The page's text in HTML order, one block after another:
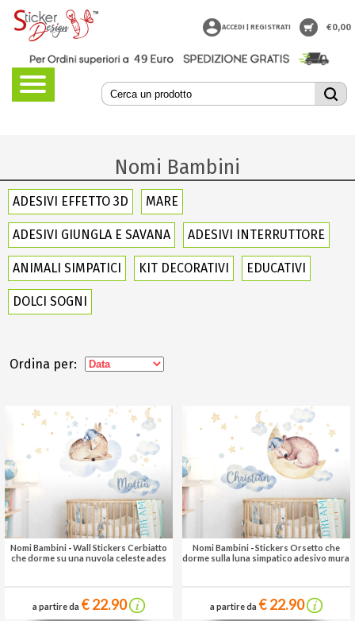
Nomi Bambini
ADESIVI EFFETTO 3D MARE
ADESIVI GIUNGLA E SAVANA ADESIVI INTERRUTTORE
ANIMALI SIMPATICI KIT DECORATIVI EDUCATIVI
DOLCI SOGNI
Ordina per:
Nomi Bambini -Wall Stickers Cerbiatto
che dorme su una nuvola celeste ades
a partire da € 22.90
Nomi Bambini -Stickers Orsetto che
dorme sulla luna simpatico adesivo mura
a partire da € 22.90
ACCEDI | REGISTRATI €0,00